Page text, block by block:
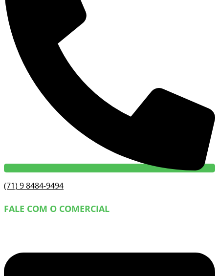
(71) 9 8484-9494
FALE COM O COMERCIAL